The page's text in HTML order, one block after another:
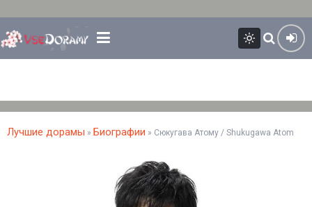
Лучшие дорамы » Биографии » Сюкугава Атому / Shukugawa Atom